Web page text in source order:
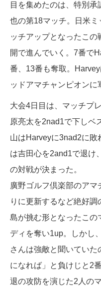
目を集めたのは、特別
也の第18マッチ。日米
ッチアップとなったこ
開で進んでいく。7番で
番、13番も奪取。
ッドアマチャンピオンに
大会4日目は、マッチプ
原亮太を2nad1で下しベ
山はHarveyに3nad2に敗
は吉田心を2and1で退け
の対戦が決まった。
廣野ゴルフ倶楽部のア
りに更新するなど絶好
島が挑む形となったこの
ディを奪い1up。しかし
さんは強敵と聞いてい
になれば」と負けじと2
退の攻防を演じた2人の